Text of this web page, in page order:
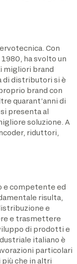
Con
ha svolto un
migliori brand
di distributori si è
brand con
quarant’anni di
presenta al
soluzione. A
riduttori,
e competente ed
risulta,
e
e trasmettere
di prodotti e
italiano è
particolari
che in altri